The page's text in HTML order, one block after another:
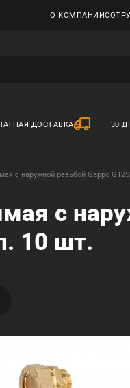
О КОМПАНИИ
ДОСТАВКА 30
с наружной резьбой Gappo
с
10 шт.